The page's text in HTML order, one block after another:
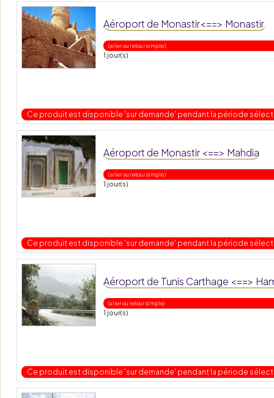
Aéroport de Monastir<==> Monastir
( aller ou retour simple )
1 jour(s)
Ce produit est disponible 'sur demande' pendant la période
Aéroport de Monastir <==> Mahdia
( aller ou retour simple )
1 jour(s)
Ce produit est disponible 'sur demande' pendant la période
Aéroport de Tunis Carthage <==>
(aller ou retour simple)
1 jour(s)
Ce produit est disponible 'sur demande' pendant la période